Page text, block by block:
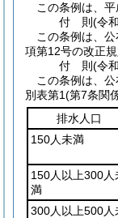
この条例は、
付 則(令
この条例は、公
項第12号の改正
付 則(令
この条例は、公
別表第1(第7条関
排水人口
150人未満
150人以上300人
満
300人以上500人